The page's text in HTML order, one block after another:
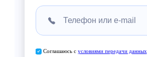
Соглашаюсь с условиями передачи данных